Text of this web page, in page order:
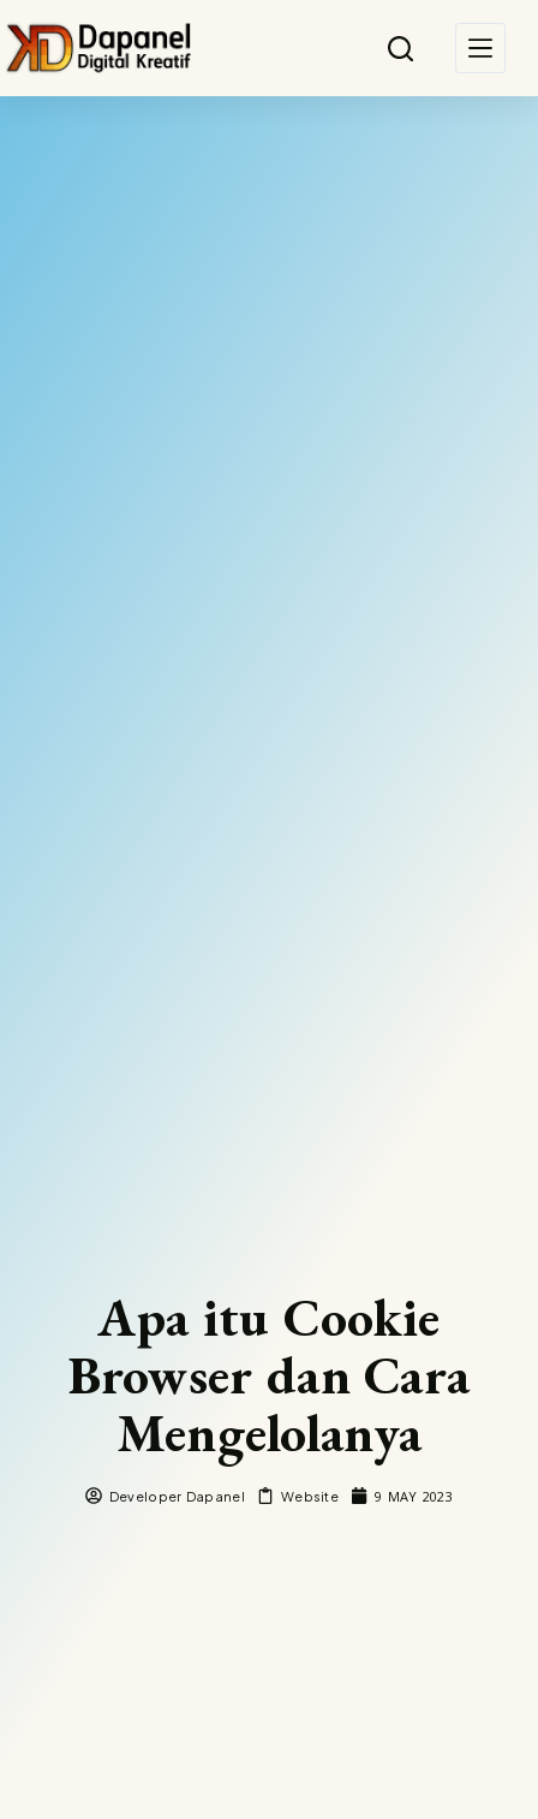
Apa itu Cookie
Browser dan Cara
Mengelolanya
Developer Dapanel Website 9 MAY 2023